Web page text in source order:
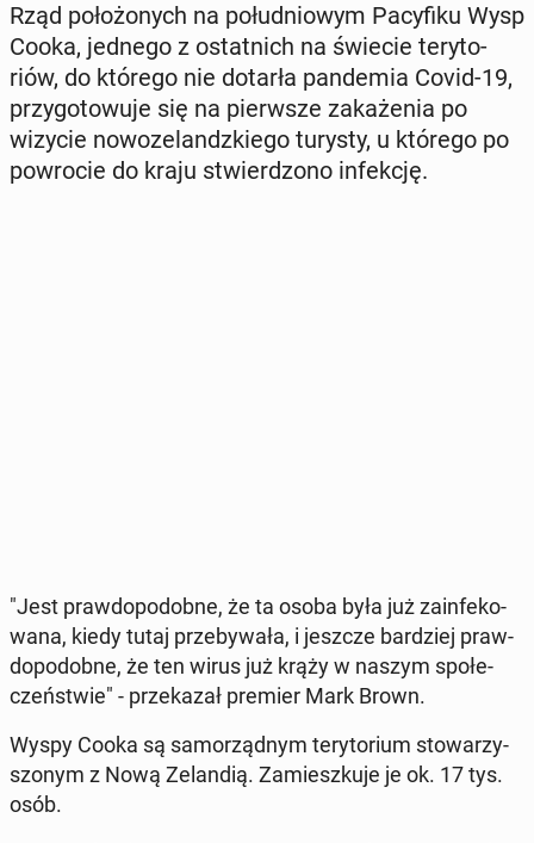
Rząd po­ło­żo­nych na po­łu­dnio­wym Pa­cy­fi­ku Wysp
Cooka, jednego z ostat­nich na świecie te­ry­to­
riów, do którego nie dotarła pan­de­mia Covid-19,
przy­go­to­wu­je się na pierw­sze za­ka­że­nia po
wizycie no­wo­ze­landz­kie­go turysty, u którego po
po­wro­cie do kraju stwier­dzo­no in­fek­cję.
"Jest praw­do­po­dob­ne, że ta osoba była już za­in­fe­ko­
wa­na, kiedy tutaj prze­by­wa­ła, i jeszcze bar­dziej praw­
do­po­dob­ne, że ten wirus już krąży w naszym spo­łe­
czeń­stwie" - prze­ka­zał premier Mark Brown.
Wyspy Cooka są sa­mo­rząd­nym te­ry­to­rium sto­wa­rzy­
szo­nym z Nową Ze­lan­dią. Za­miesz­ku­je je ok. 17 tys.
osób.